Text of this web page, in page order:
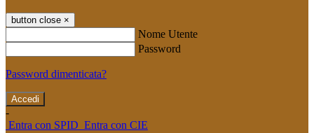
button close ×
Nome Utente
Password
Password dimenticata?
-
Entra con SPID Entra con CIE